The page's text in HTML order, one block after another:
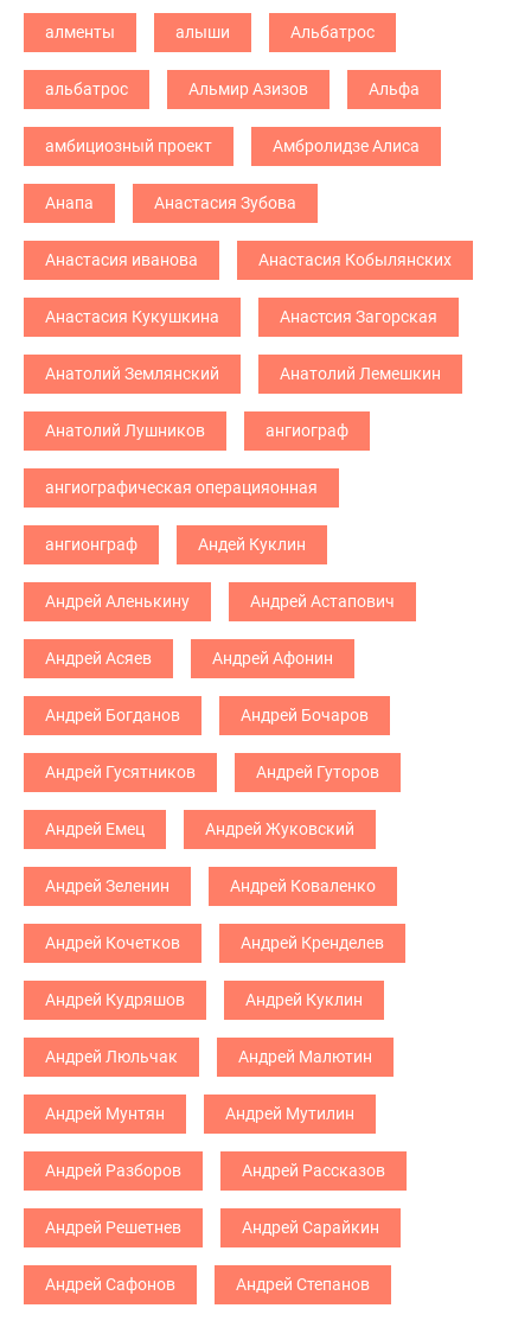
алменты алыши Альбатрос
альбатрос Альмир Азизов Альфа
амбициозный проект Амбролидзе Алиса
Анапа Анастасия Зубова
Анастасия иванова Анастасия Кобылянских
Анастасия Кукушкина Анастсия Загорская
Анатолий Землянский Анатолий Лемешкин
Анатолий Лушников ангиограф
ангиографическая операцияонная
ангионграф Андей Куклин
Андрей Аленькину Андрей Астапович
Андрей Асяев Андрей Афонин
Андрей Богданов Андрей Бочаров
Андрей Гусятников Андрей Гуторов
Андрей Емец Андрей Жуковский
Андрей Зеленин Андрей Коваленко
Андрей Кочетков Андрей Кренделев
Андрей Кудряшов Андрей Куклин
Андрей Люльчак Андрей Малютин
Андрей Мунтян Андрей Мутилин
Андрей Разборов Андрей Рассказов
Андрей Решетнев Андрей Сарайкин
Андрей Сафонов Андрей Степанов